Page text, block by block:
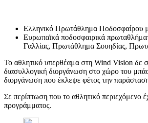
Ελληνικό Πρωτάθλημα Ποδοσφαίρου
Ευρωπαϊκά ποδοσφαιρικά
Γαλλίας, Πρωτάθλημα Σουηδίας,
To αθλητικό υπερθέαμα στη Wind Vision δε
διασυλλογική διοργάνωση στο χώρο του
διοργάνωση που έκλεψε φέτος την
Σε περίπτωση που το αθλητικό περιεχόμενο
προγράμματος.